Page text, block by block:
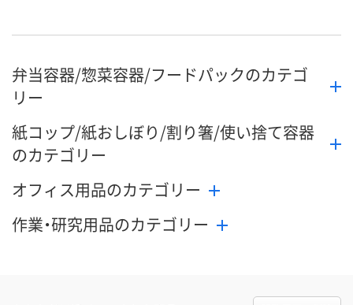
弁当容器/惣菜容器/フードパックのカテゴ
リー
紙コップ/紙おしぼり/割り箸/使い捨て容器
のカテゴリー
オフィス用品のカテゴリー
作業・研究用品のカテゴリー